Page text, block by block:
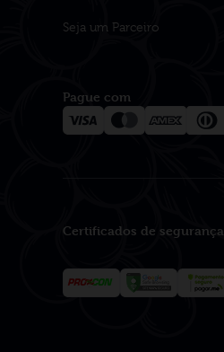
Seja um Parceiro
Pague com
Certificados de segurança